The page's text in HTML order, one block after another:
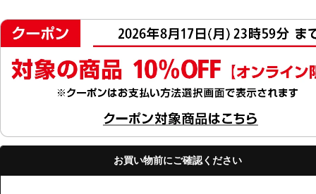
お買い物前にご確認ください